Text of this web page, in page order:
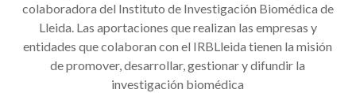
colaboradora del Instituto de Investigación Biomédica de
Lleida. Las aportaciones que realizan las empresas y
entidades que colaboran con el IRBLleida tienen la misión
de promover, desarrollar, gestionar y difundir la
investigación biomédica